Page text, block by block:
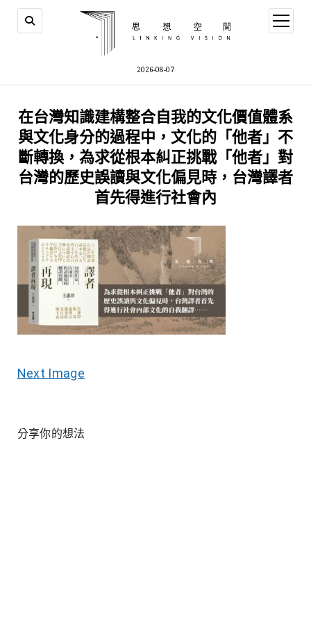
2026-08-07
open
menu
在台灣知識建構整合自我的文化價值體系
與文化身分的過程中，文化的「他者」不
斷轉換，為求從根本糾正挑戰「他者」對
台灣的歷史誤讀與文化偏見時，台灣譯者
首先得進行社會內
Next Image
分享你的想法